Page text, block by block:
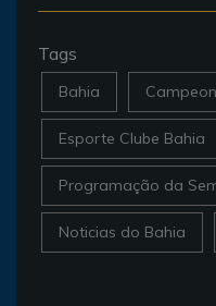
Tags
Bahia
Esporte Clube Bahia
Programação da
Noticias do Bahia